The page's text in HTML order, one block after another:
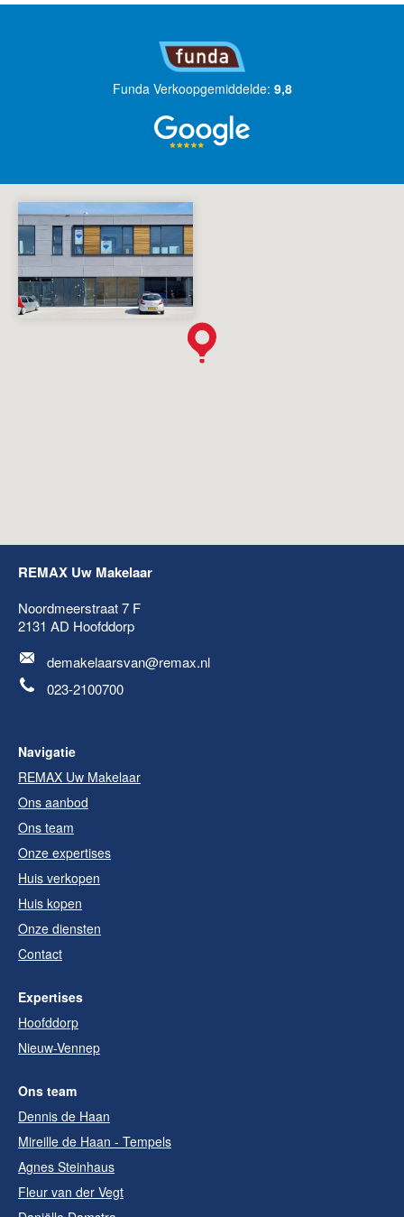
Funda Verkoopgemiddelde: 9,8
REMAX Uw Makelaar
Noordmeerstraat 7 F
2131 AD Hoofddorp
demakelaarsvan@remax.nl
023-2100700
Navigatie
REMAX Uw Makelaar
Ons aanbod
Ons team
Onze expertises
Huis verkopen
Huis kopen
Onze diensten
Contact
Expertises
Hoofddorp
Nieuw-Vennep
Ons team
Dennis de Haan
Mireille de Haan - Tempels
Agnes Steinhaus
Fleur van der Vegt